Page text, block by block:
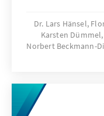
westlichen
Region selbst.
die Golfstaaten
Intentionen und
dieser Enklave
Union –
Dr. Lars Hänsel,
Karsten
Norbert Beckmann-